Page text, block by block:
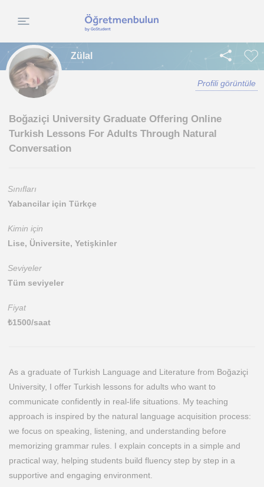
Zülal
Profili görüntüle
Boğaziçi University Graduate Offering Online
Turkish Lessons For Adults Through Natural
Conversation
Sınıfları
Yabancilar için Türkçe
Kimin için
Lise, Üniversite, Yetişkinler
Seviyeler
Tüm seviyeler
Fiyat
₺1500/saat
As a graduate of Turkish Language and Literature from Boğaziçi
University, I offer Turkish lessons for adults who want to
communicate confidently in real-life situations. My teaching
approach is inspired by the natural language acquisition process:
we focus on speaking, listening, and understanding before
memorizing grammar rules. I explain concepts in a simple and
practical way, helping students build fluency step by step in a
supportive and engaging environment.